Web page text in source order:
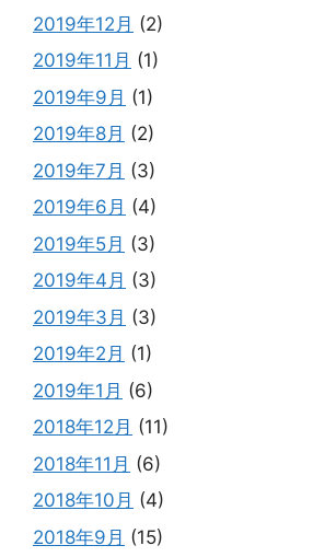
2019年12月 (2)
2019年11月 (1)
2019年9月 (1)
2019年8月 (2)
2019年7月 (3)
2019年6月 (4)
2019年5月 (3)
2019年4月 (3)
2019年3月 (3)
2019年2月 (1)
2019年1月 (6)
2018年12月 (11)
2018年11月 (6)
2018年10月 (4)
2018年9月 (15)